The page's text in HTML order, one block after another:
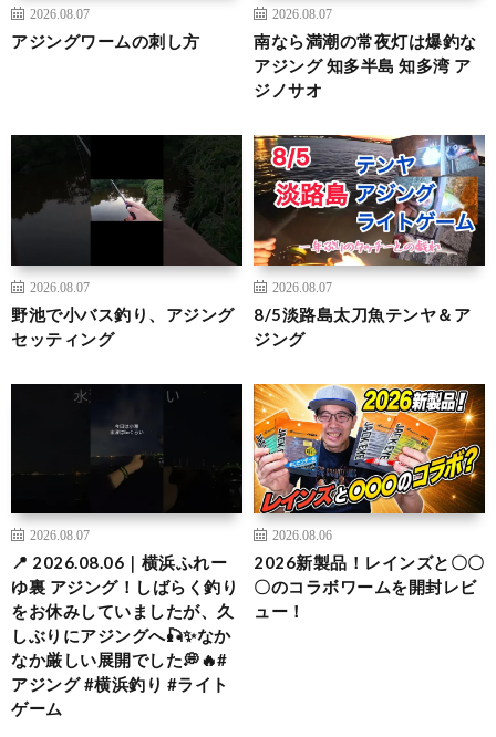
2026.08.07
アジングワームの刺し方
2026.08.07
南なら満潮の常夜灯は爆釣な
アジング 知多半島 知多湾 ア
ジノサオ
2026.08.07
野池で小バス釣り、アジング
セッティング
2026.08.07
8/5淡路島太刀魚テンヤ＆ア
ジング
2026.08.07
📍 2026.08.06｜横浜ふれー
ゆ裏 アジング！しばらく釣り
をお休みしていましたが、久
しぶりにアジングへ🎣✨なか
なか厳しい展開でした💭🔥#
アジング #横浜釣り #ライト
ゲーム
2026.08.06
2026新製品！レインズと〇〇
〇のコラボワームを開封レビ
ュー！